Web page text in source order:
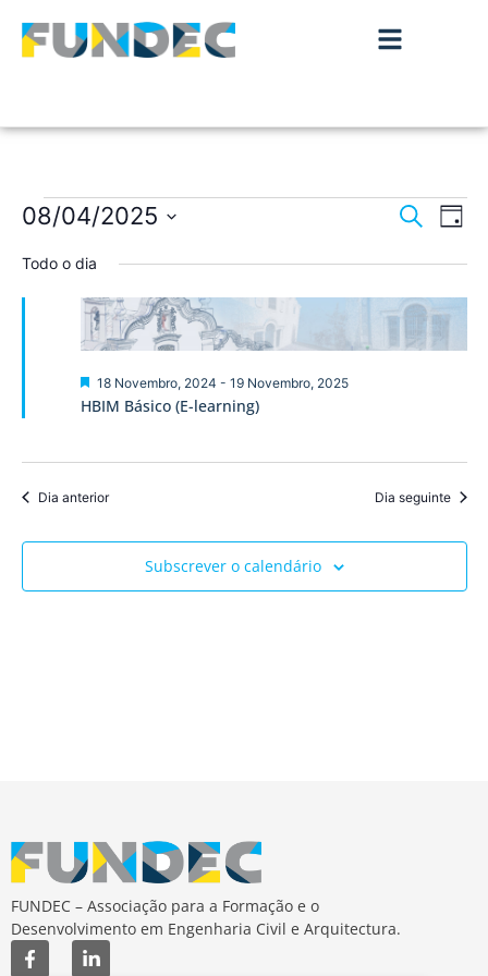
de
e
Pesquisar
de
Dia
08/04/2025
a
Todo o dia
HBIM Básico (E-learning)
Destaque
18 Novembro, 2024 - 19 Novembro, 2025
Dia anterior Dia seguinte
Subscrever o calendário
FUNDEC – Associação para a Formação e o
Desenvolvimento em Engenharia Civil e Arquitectura.